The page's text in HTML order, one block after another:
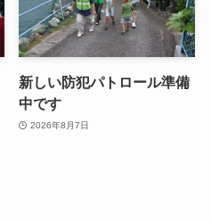
新しい防犯パトロール準備
中です
2026年8月7日